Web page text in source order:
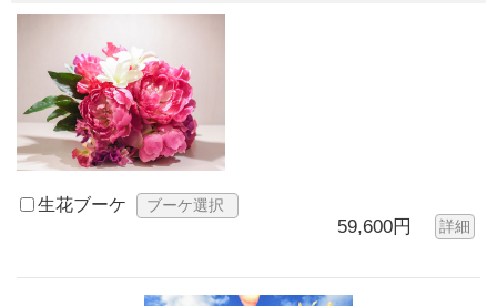
生花ブーケ ブーケ選択
59,600円 詳細